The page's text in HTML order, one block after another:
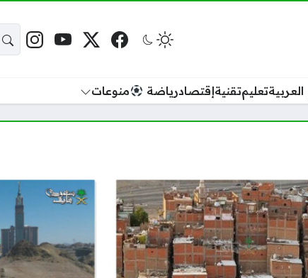
مواقع التواصل فيسبوكمنصة إكس
يوتيوبإنستغرام
العربيةتعليمتقنيةإقتصادرياضة منوعات